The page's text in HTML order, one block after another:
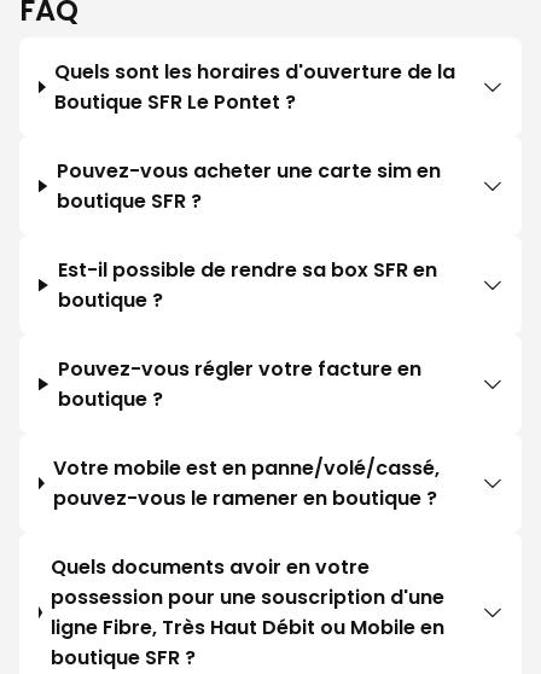
FAQ
Quels sont les horaires d'ouverture de la
Boutique SFR Le Pontet ?
Pouvez-vous acheter une carte sim en
boutique SFR ?
Est-il possible de rendre sa box SFR en
boutique ?
Pouvez-vous régler votre facture en
boutique ?
Votre mobile est en panne/volé/cassé,
pouvez-vous le ramener en boutique ?
Quels documents avoir en votre
possession pour une souscription d'une
ligne Fibre, Très Haut Débit ou Mobile en
boutique SFR ?